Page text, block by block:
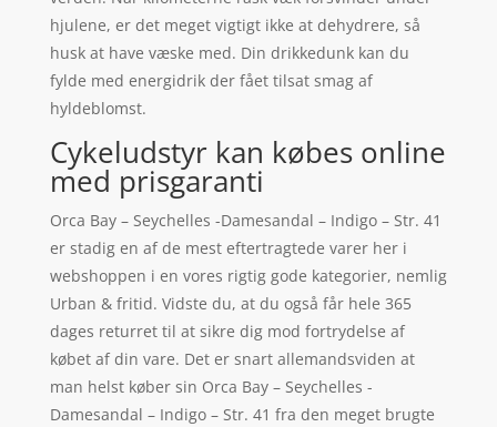
hjulene, er det meget vigtigt ikke at dehydrere, så
husk at have væske med. Din drikkedunk kan du
fylde med energidrik der fået tilsat smag af
hyldeblomst.
Cykeludstyr kan købes online
med prisgaranti
Orca Bay – Seychelles -Damesandal – Indigo – Str. 41
er stadig en af de mest eftertragtede varer her i
webshoppen i en vores rigtig gode kategorier, nemlig
Urban & fritid. Vidste du, at du også får hele 365
dages returret til at sikre dig mod fortrydelse af
købet af din vare. Det er snart allemandsviden at
man helst køber sin Orca Bay – Seychelles -
Damesandal – Indigo – Str. 41 fra den meget brugte